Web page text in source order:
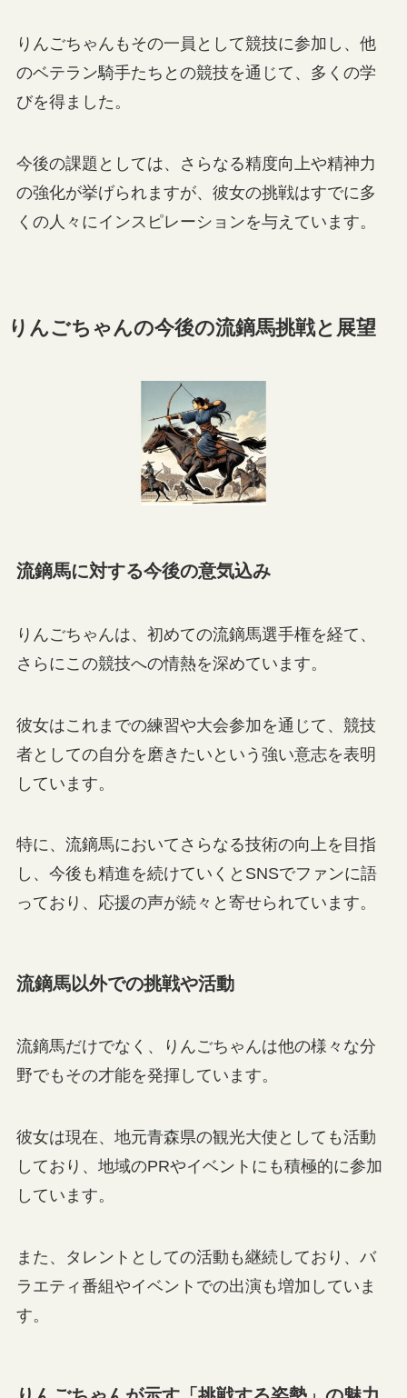
りんごちゃんもその一員として競技に参加し、他
のベテラン騎手たちとの競技を通じて、多くの学
びを得ました。
今後の課題としては、さらなる精度向上や精神力
の強化が挙げられますが、彼女の挑戦はすでに多
くの人々にインスピレーションを与えています。
りんごちゃんの今後の流鏑馬挑戦と展望
流鏑馬に対する今後の意気込み
りんごちゃんは、初めての流鏑馬選手権を経て、
さらにこの競技への情熱を深めています。
彼女はこれまでの練習や大会参加を通じて、競技
者としての自分を磨きたいという強い意志を表明
しています。
特に、流鏑馬においてさらなる技術の向上を目指
し、今後も精進を続けていくとSNSでファンに語
っており、応援の声が続々と寄せられています。
流鏑馬以外での挑戦や活動
流鏑馬だけでなく、りんごちゃんは他の様々な分
野でもその才能を発揮しています。
彼女は現在、地元青森県の観光大使としても活動
しており、地域のPRやイベントにも積極的に参加
しています。
また、タレントとしての活動も継続しており、バ
ラエティ番組やイベントでの出演も増加していま
す。